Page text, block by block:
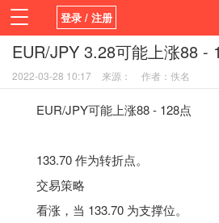
登录 / 注册
首页 新闻 观点
平台
指标EA 书籍
EUR/JPY 3.28可能上涨88 -
2022-03-28 10:17 来源： 作者：佚名
EUR/JPY可能上涨88 - 128点
133.70 作为转折点。
交易策略
看涨，当 133.70 为支撑位。